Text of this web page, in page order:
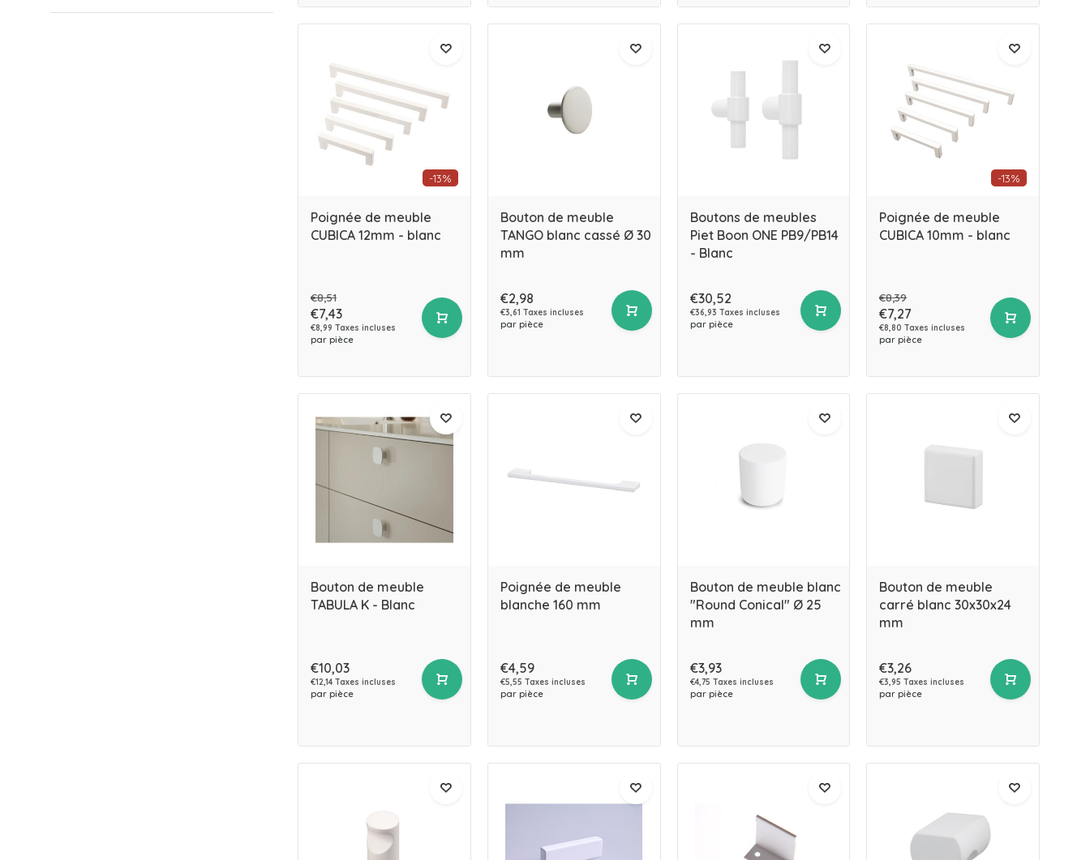
-13%
Poignée de meuble
CUBICA 12mm - blanc
€8,51
€7,43
€8,99 Taxes incluses
par pièce
Bouton de meuble
TANGO blanc cassé Ø 30
mm
€2,98
€3,61 Taxes incluses
par pièce
Boutons de meubles
Piet Boon ONE PB9/PB14
- Blanc
€30,52
€36,93 Taxes incluses
par pièce
-13%
Poignée de meuble
CUBICA 10mm - blanc
€8,39
€7,27
€8,80 Taxes incluses
par pièce
Bouton de meuble
TABULA K - Blanc
€10,03
€12,14 Taxes incluses
par pièce
Poignée de meuble
blanche 160 mm
€4,59
€5,55 Taxes incluses
par pièce
Bouton de meuble blanc
"Round Conical" Ø 25
mm
€3,93
€4,75 Taxes incluses
par pièce
Bouton de meuble
carré blanc 30x30x24
mm
€3,26
€3,95 Taxes incluses
par pièce